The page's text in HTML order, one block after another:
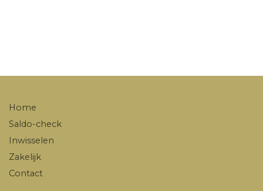
Home
Saldo-check
Inwisselen
Zakelijk
Contact